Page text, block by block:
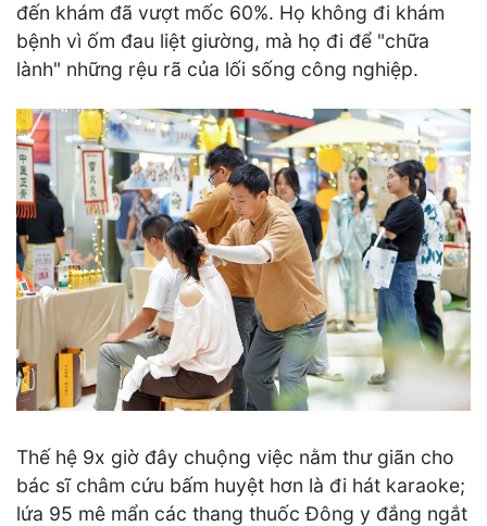
đến khám đã vượt mốc 60%. Họ không đi khám
bệnh vì ốm đau liệt giường, mà họ đi để "chữa
lành" những rệu rã của lối sống công nghiệp.
Thế hệ 9x giờ đây chuộng việc nằm thư giãn cho
bác sĩ châm cứu bấm huyệt hơn là đi hát karaoke;
lứa 95 mê mẩn các thang thuốc Đông y đắng ngắt